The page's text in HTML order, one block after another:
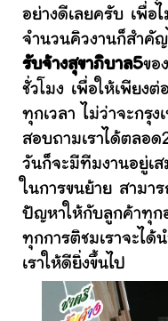
อย่างดีเลยครับ เพื่อไ
จำนวนคิวงานก็สำคั
รับจ้างสุขาภิบาล5ขอ
ชั่วโมง เพื่อให้เพียง
ทุกเวลา ไม่ว่าจะกรุ
สอบถามเราได้ตลอ
วันก็จะมีทีมงานอยู่เ
ในการขนย้าย สามา
ปัญหาให้กับลูกค้าทุก
ทุกการติชมเราจะได้
เราให้ดียิ่งขึ้นไป